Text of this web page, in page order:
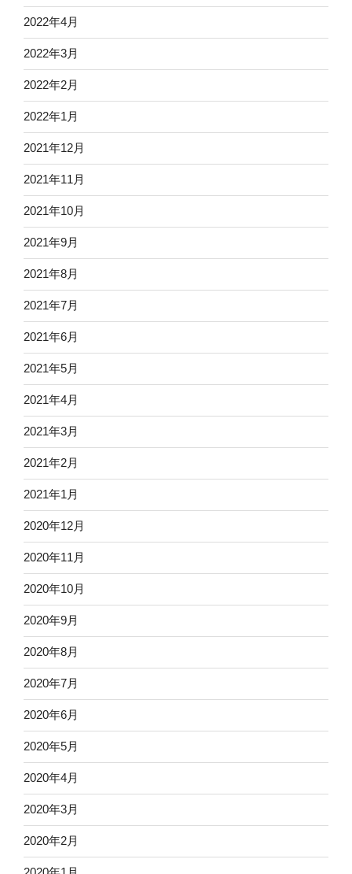
2022年4月
2022年3月
2022年2月
2022年1月
2021年12月
2021年11月
2021年10月
2021年9月
2021年8月
2021年7月
2021年6月
2021年5月
2021年4月
2021年3月
2021年2月
2021年1月
2020年12月
2020年11月
2020年10月
2020年9月
2020年8月
2020年7月
2020年6月
2020年5月
2020年4月
2020年3月
2020年2月